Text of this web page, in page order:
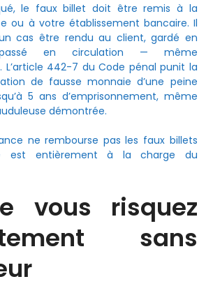
le faux billet doit être remis à la
ou à votre établissement bancaire. Il
cas être rendu au client, gardé en
en circulation — même
L’article 442-7 du Code pénal punit la
de fausse monnaie d’une peine
5 ans d’emprisonnement, même
démontrée.
ne rembourse pas les faux billets
est entièrement à la charge du
vous risquez
sans